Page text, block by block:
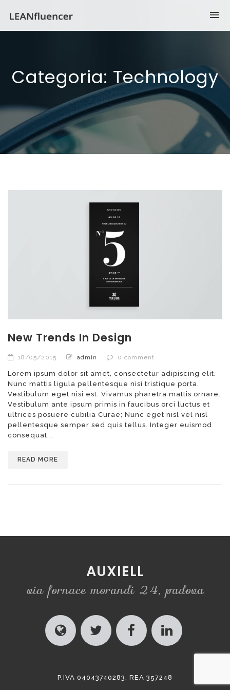
Categoria: Technology
New Trends In Design
18/05/2015 admin 0 comment
Lorem ipsum dolor sit amet, consectetur adipiscing elit.
Nunc mattis ligula pellentesque nisi tristique porta.
Vestibulum eget nisi est. Vivamus pharetra mattis ornare.
Vestibulum ante ipsum primis in faucibus orci luctus et
ultrices posuere cubilia Curae; Nunc eget nisl vel nisl
pellentesque semper sed quis tellus. Integer euismod
consequat...
READ MORE
AUXIELL
via fornace morandi 24, padova
P.IVA 04043740283, REA 357248